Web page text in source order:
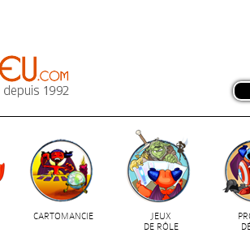
CARTOMANCIE
JEUX
DE RÔLE